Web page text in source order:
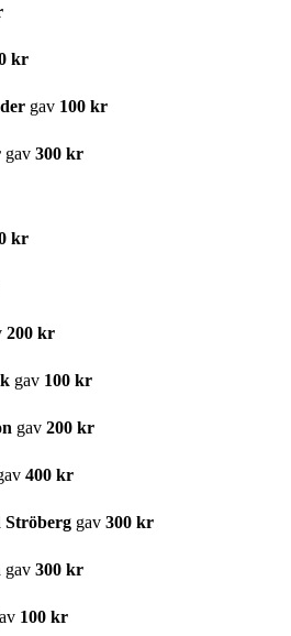
kr
gav 100 kr
gav 300 kr
kr
200 kr
gav 100 kr
gav 200 kr
400 kr
Ströberg gav 300 kr
gav 300 kr
100 kr